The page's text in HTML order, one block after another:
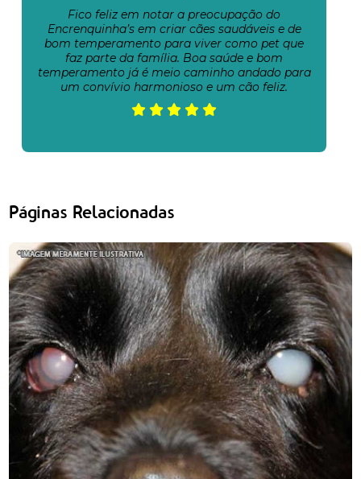
Fico feliz em notar a preocupação do
Encrenquinha’s em criar cães saudáveis e de
bom temperamento para viver como pet que
faz parte da família. Boa saúde e bom
temperamento já é meio caminho andado para
um convívio harmonioso e um cão feliz.
Páginas Relacionadas